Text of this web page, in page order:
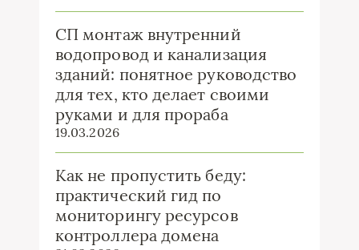
СП монтаж внутренний
водопровод и канализация
зданий: понятное руководство
для тех, кто делает своими
руками и для прораба
19.03.2026
Как не пропустить беду:
практический гид по
мониторингу ресурсов
контроллера домена